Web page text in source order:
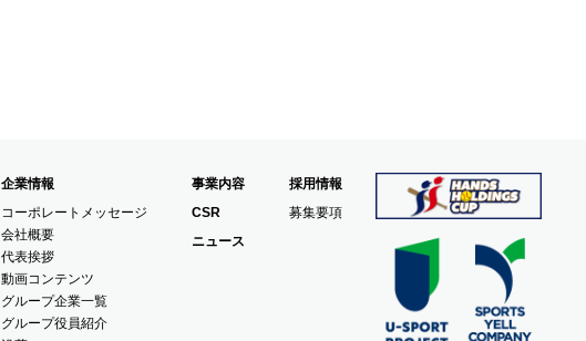
企業情報
コーポレートメッセージ
会社概要
代表挨拶
動画コンテンツ
グループ企業一覧
グループ役員紹介
事業内容
CSR
ニュース
採用情報
募集要項